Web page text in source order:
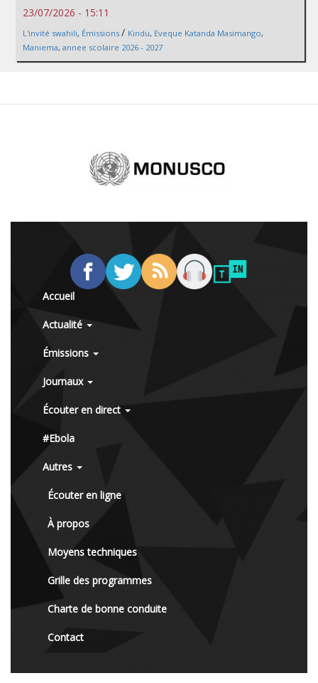
23/07/2026 - 15:11
L'invité swahili, Émissions / Kindu, Eveque Katanda Masimango,
Maniema, annee scolaire 2026 - 2027
Accueil
Actualité
Émissions
Journaux
Écouter en direct
#Ebola
Autres
Écouter en ligne
À propos
Moyens techniques
Grille des programmes
Charte de bonne conduite
Contact